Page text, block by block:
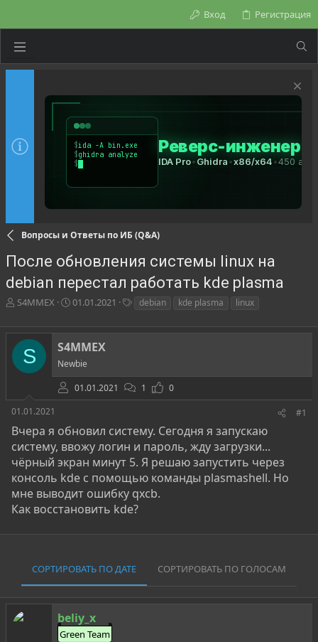
Вход Регистрация
Вопросы и Ответы по ИБ (Q&A)
После обновления системы linux на
debian перестал работать kde plasma
А
т
о
т
ы
S4MMEX
Д
т
а
н
а
ч
а
л
01.01.2021
г
debian kde plasma linux
S S4MMEX
Newbie
01.01.2021
1
0
01.01.2021
#1
Вчера я обновил систему. Сегодня я запускаю
систему, ввожу логин и пароль, жду загрузки...
чёрный экран минут 5. Я решаю запустить через
консоль kde с помощью команды plasmashell. Но
мне выводит ошибку qxcb.
Как восстановить kde?
СОРТИРОВАТЬ ПО ДАТЕ СОРТИРОВАТЬ ПО ГОЛОСАМ
beliy_x
Green Team